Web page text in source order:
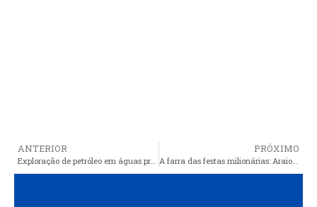
ANTERIOR PRÓXIMO
A farra das festas milionárias: Araioses e mais 56 municípios maranhenses foram alvos do MP